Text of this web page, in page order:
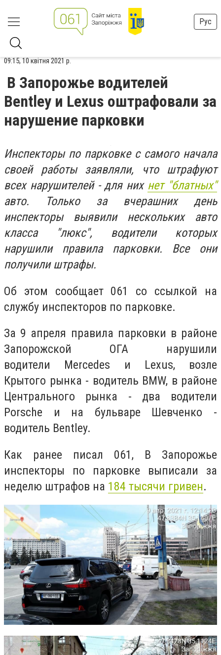
Рус
09:15, 10 квітня 2021 р.
В Запорожье водителей
Bentley и Lexus оштрафовали за
нарушение парковки
Инспекторы по парковке с самого начала
своей работы заявляли, что штрафуют
всех нарушителей - для них нет "блатных"
авто. Только за вчерашних день
инспекторы выявили нескольких авто
класса "люкс", водители которых
нарушили правила парковки. Все они
получили штрафы.
Об этом сообщает 061 со ссылкой на
службу инспекторов по парковке.
За 9 апреля правила парковки в районе
Запорожской ОГА нарушили
водители Mercedes и Lexus, возле
Крытого рынка - водитель BMW, в районе
Центрального рынка - два водители
Porsche и на бульваре Шевченко -
водитель Bentley.
Как ранее писал 061, В Запорожье
инспекторы по парковке выписали за
неделю штрафов на 184 тысячи гривен.